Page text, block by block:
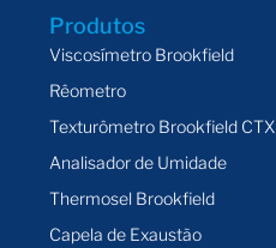
Produtos
Viscosímetro Brookfield
Rêometro
Texturômetro Brookfield CTX
Analisador de Umidade
Thermosel Brookfield
Capela de Exaustão